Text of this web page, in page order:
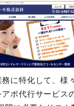
に特化して、様
ポ代行サービス